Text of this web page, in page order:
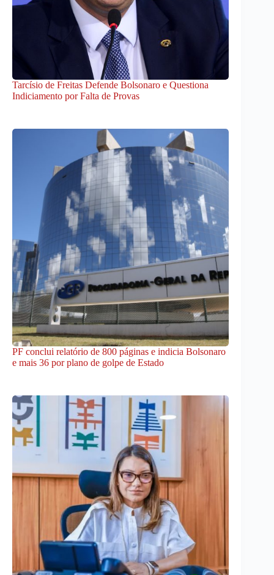
Tarcísio de Freitas Defende Bolsonaro e Questiona
Indiciamento por Falta de Provas
PF conclui relatório de 800 páginas e indicia Bolsonaro
e mais 36 por plano de golpe de Estado